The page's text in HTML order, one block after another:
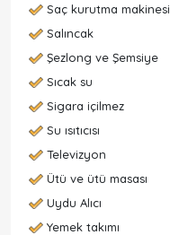
Saç kurutma makinesi
Salıncak
Şezlong ve Şemsiye
Sıcak su
Sigara içilmez
Su ısıtıcısı
Televizyon
Ütü ve ütü masası
Uydu Alıcı
Yemek takımı